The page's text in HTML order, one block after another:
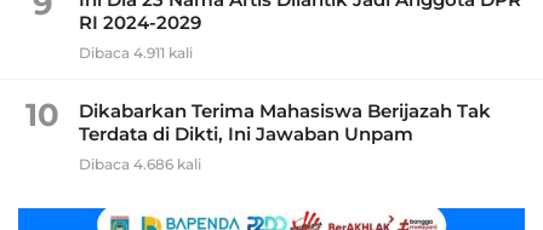
RI 2024-2029
Dibaca 4.911 kali
10
Dikabarkan Terima Mahasiswa Berijazah Tak
Terdata di Dikti, Ini Jawaban Unpam
Dibaca 4.686 kali